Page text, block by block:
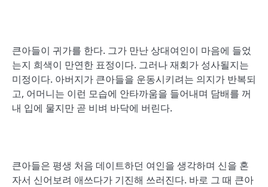
큰아들이 귀가를 한다. 그가 만난 상대여인이 마음에 들었
는지 희색이 만연한 표정이다. 그러나 재회가 성사될지는
미정이다. 아버지가 큰아들을 운동시키려는 의지가 반복되
고, 어머니는 이런 모습에 안타까움을 들어내며 담배를 꺼
내 입에 물지만 곧 비벼 바닥에 버린다.
큰아들은 평생 처음 데이트하던 여인을 생각하며 신을 혼
자서 신어보려 애쓰다가 기진해 쓰러진다. 바로 그 때 큰아